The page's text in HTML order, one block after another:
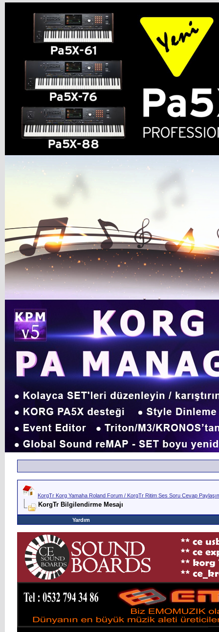
KorgTr Korg Yamaha Roland Forum / KorgTr Ritim Ses Soru Cevap
KorgTr Bilgilendirme Mesajı
Yardım